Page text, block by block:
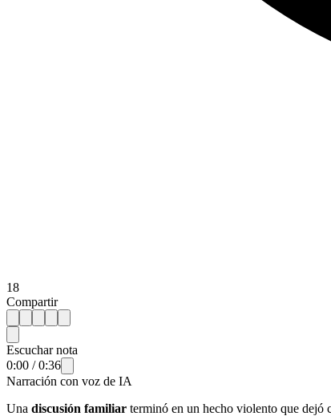
18
Compartir
Escuchar nota
0:00 /0:36
Narración con voz de IA
Una discusión familiar terminó en un hecho violento que dejó